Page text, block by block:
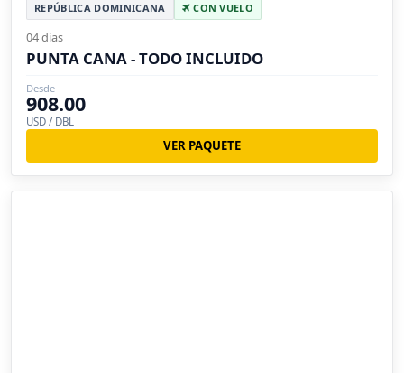
REPÚBLICA DOMINICANA CON VUELO
04 días
PUNTA CANA - TODO INCLUIDO
Desde
908.00
USD / DBL
VER PAQUETE